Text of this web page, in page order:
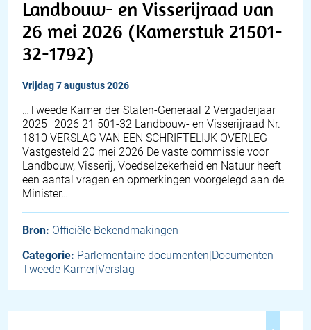
Landbouw- en Visserijraad van
26 mei 2026 (Kamerstuk 21501-
32-1792)
vrijdag 7 augustus 2026
…Tweede Kamer der Staten-Generaal 2 Vergaderjaar
2025–2026 21 501-32 Landbouw- en Visserijraad Nr.
1810 VERSLAG VAN EEN SCHRIFTELIJK OVERLEG
Vastgesteld 20 mei 2026 De vaste commissie voor
Landbouw, Visserij, Voedselzekerheid en Natuur heeft
een aantal vragen en opmerkingen voorgelegd aan de
Minister…
Bron: Officiële Bekendmakingen
Categorie: Parlementaire documenten|Documenten
Tweede Kamer|Verslag